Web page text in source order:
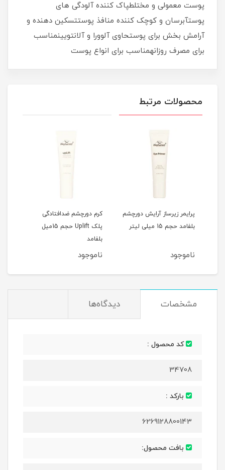
پوست معمولی و مختلطپاک کننده آلودگی های
پوستآبرسان و کوچک کننده منافذ پوستتسکین دهنده و
آرامش بخش برای پوستحاوی آلوورا و آلانتویینمناسب
برای مصرف روزانهمناسب برای انواع پوست
محصولات مرتبط
پرایمر زیرساز آرایش دورچشم
بلفامد حجم 15 میلی لیتر
ناموجود
کرم دورچشم ضدافتادگی
پلک Uplift حجم 15میل
بلفامد
ناموجود
مشخصات دیدگاه‌ها
کد محصول :
34708
بارکد :
6269128800143
بافت محصول: